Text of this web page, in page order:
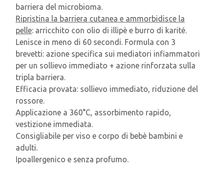
barriera del microbioma.
Ripristina la barriera cutanea e ammorbidisce la
pelle: arricchito con olio di illipè e burro di karité.
Lenisce in meno di 60 secondi. Formula con 3
brevetti: azione specifica sui mediatori infiammatori
per un sollievo immediato + azione rinforzata sulla
tripla barriera.
Efficacia provata: sollievo immediato, riduzione del
rossore.
Applicazione a 360°C, assorbimento rapido,
vestizione immediata.
Consigliabile per viso e corpo di bebè bambini e
adulti.
Ipoallergenico e senza profumo.